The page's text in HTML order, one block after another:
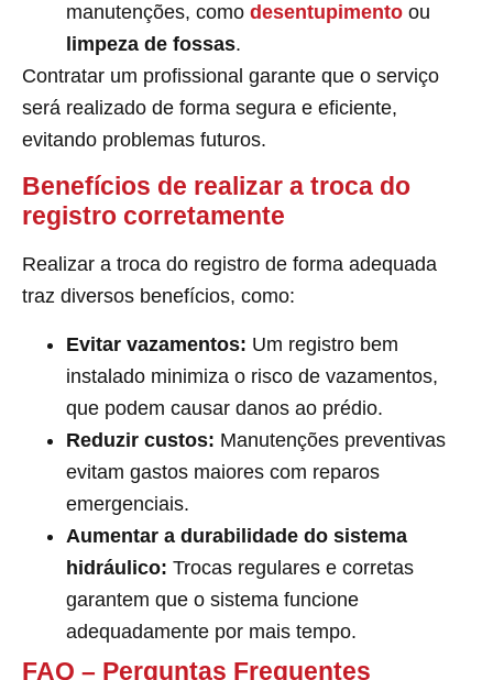
manutenções, como desentupimento ou
limpeza de fossas.
Contratar um profissional garante que o serviço
será realizado de forma segura e eficiente,
evitando problemas futuros.
Benefícios de realizar a troca do
registro corretamente
Realizar a troca do registro de forma adequada
traz diversos benefícios, como:
Evitar vazamentos: Um registro bem
instalado minimiza o risco de vazamentos,
que podem causar danos ao prédio.
Reduzir custos: Manutenções preventivas
evitam gastos maiores com reparos
emergenciais.
Aumentar a durabilidade do sistema
hidráulico: Trocas regulares e corretas
garantem que o sistema funcione
adequadamente por mais tempo.
FAQ – Perguntas Frequentes